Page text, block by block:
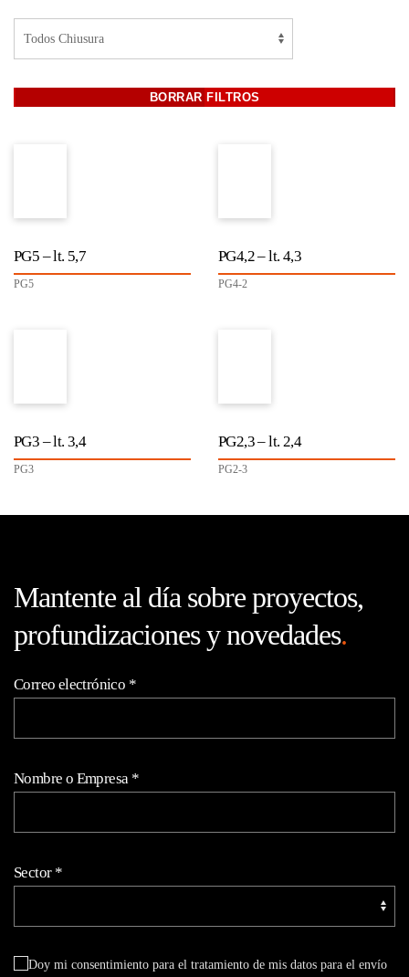
PG5 – lt. 5,7
PG5
PG4,2 – lt. 4,3
PG4-2
PG3 – lt. 3,4
PG3
PG2,3 – lt. 2,4
PG2-3
Mantente al día sobre proyectos,
profundizaciones y novedades.
Correo electrónico *
Nombre o Empresa *
Sector *
Doy mi consentimiento para el tratamiento de mis datos para el envío